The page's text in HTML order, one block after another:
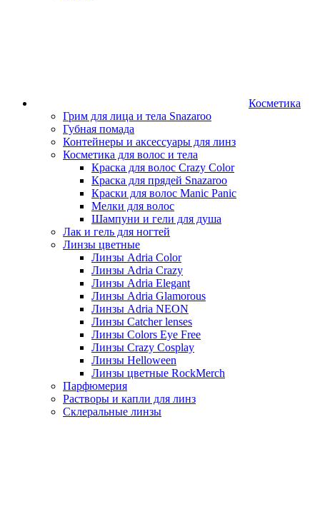
Косметика
Грим для лица и тела Snazaroo
Губная помада
Контейнеры и аксессуары для линз
Косметика для волос и тела
Краска для волос Crazy Color
Краска для прядей Snazaroo
Краски для волос Manic Panic
Мелки для волос
Шампуни и гели для душа
Лак и гель для ногтей
Линзы цветные
Линзы Adria Color
Линзы Adria Crazy
Линзы Adria Elegant
Линзы Adria Glamorous
Линзы Adria NEON
Линзы Catcher lenses
Линзы Colors Eye Free
Линзы Crazy Cosplay
Линзы Helloween
Линзы цветные RockMerch
Парфюмерия
Растворы и капли для линз
Склеральные линзы